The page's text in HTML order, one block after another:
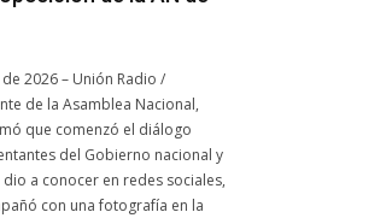
2026 – Unión Radio /
de la Asamblea Nacional,
que comenzó el diálogo
del Gobierno nacional y
a conocer en redes sociales,
con una fotografía en la